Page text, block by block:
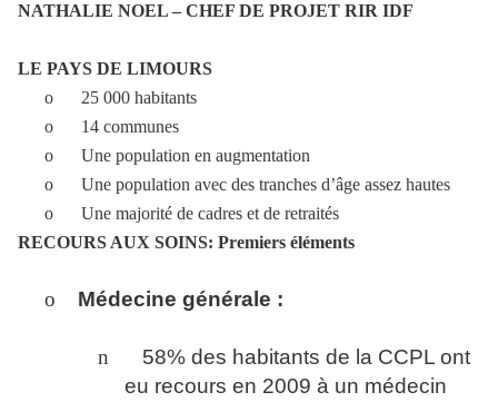
NATHALIE NOEL – CHEF DE PROJET RIR IDF
LE PAYS DE LIMOURS
o
25 000 habitants
o
14 communes
o
Une population en augmentation
o
Une population avec des tranches d’âge assez hautes
o
Une majorité de cadres et de retraités
RECOURS AUX SOINS: Premiers éléments
o Médecine générale :
n
58% des habitants de la CCPL ont
eu recours en 2009 à un médecin